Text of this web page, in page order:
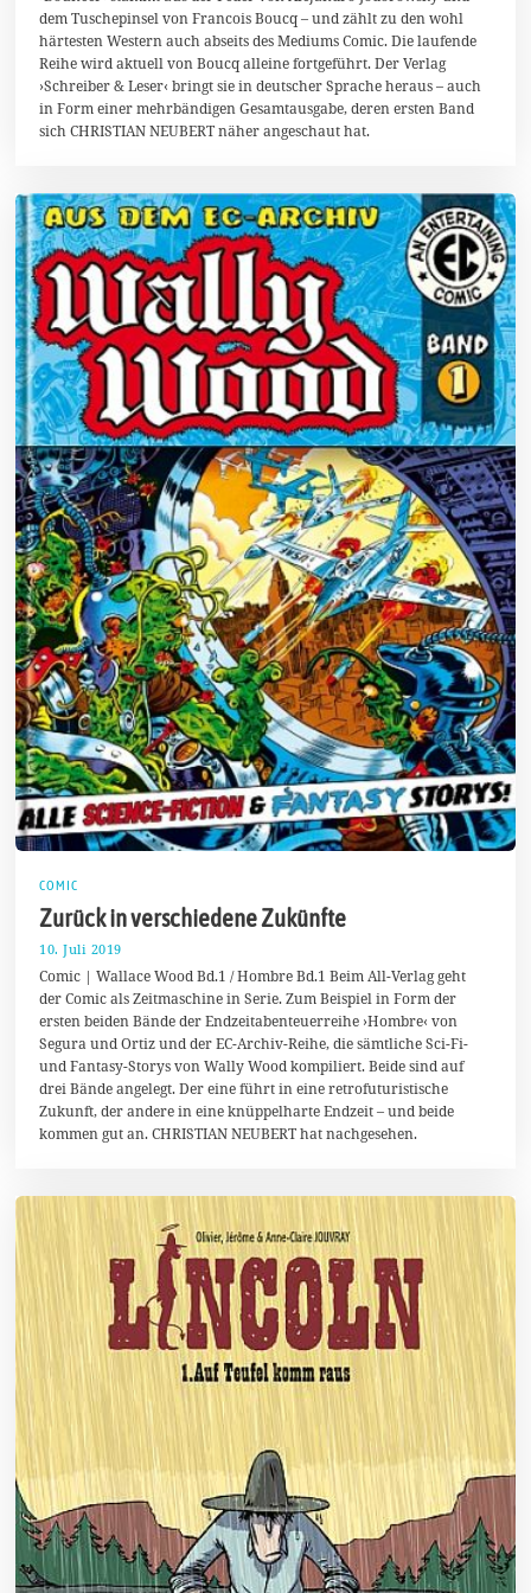
k
t
b
e
r
2
0
dem Tuschepinsel von Francois Boucq – und zählt zu den wohl
härtesten Western auch abseits des Mediums Comic. Die laufende
Reihe wird aktuell von Boucq alleine fortgeführt. Der Verlag
›Schreiber & Leser‹ bringt sie in deutscher Sprache heraus – auch
in Form einer mehrbändigen Gesamtausgabe, deren ersten Band
sich CHRISTIAN NEUBERT näher angeschaut hat.
COMIC
Zurück in verschiedene Zukünfte
10. Juli 2019
5
.
J
u
l
2
0
1
9
Comic | Wallace Wood Bd.1 / Hombre Bd.1 Beim All-Verlag geht
der Comic als Zeitmaschine in Serie. Zum Beispiel in Form der
ersten beiden Bände der Endzeitabenteuerreihe ›Hombre‹ von
Segura und Ortiz und der EC-Archiv-Reihe, die sämtliche Sci-Fi-
und Fantasy-Storys von Wally Wood kompiliert. Beide sind auf
drei Bände angelegt. Der eine führt in eine retrofuturistische
Zukunft, der andere in eine knüppelharte Endzeit – und beide
kommen gut an. CHRISTIAN NEUBERT hat nachgesehen.